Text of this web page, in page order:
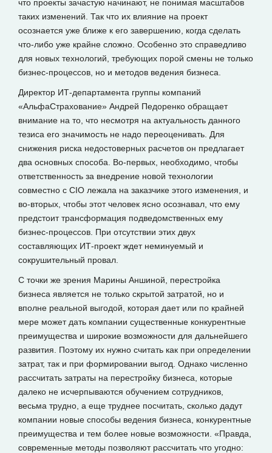
что проекты зачастую начинают, не понимая масштабов
таких изменений. Так что их влияние на проект
осознается уже ближе к его завершению, когда сделать
что-либо уже крайне сложно. Особенно это справедливо
для новых технологий, требующих порой смены не только
бизнес-процессов, но и методов ведения бизнеса.
Директор ИТ-департамента группы компаний
«АльфаСтрахование» Андрей Педоренко обращает
внимание на то, что несмотря на актуальность данного
тезиса его значимость не надо переоценивать. Для
снижения риска недостоверных расчетов он предлагает
два основных способа. Во-первых, необходимо, чтобы
ответственность за внедрение новой технологии
совместно с CIO лежала на заказчике этого изменения, и
во-вторых, чтобы этот человек ясно осознавал, что ему
предстоит трансформация подведомственных ему
бизнес-процессов. При отсутствии этих двух
составляющих ИТ-проект ждет неминуемый и
сокрушительный провал.
С точки же зрения Марины Аншиной, перестройка
бизнеса является не только скрытой затратой, но и
вполне реальной выгодой, которая дает или по крайней
мере может дать компании существенные конкурентные
преимущества и широкие возможности для дальнейшего
развития. Поэтому их нужно считать как при определении
затрат, так и при формировании выгод. Однако численно
рассчитать затраты на перестройку бизнеса, которые
далеко не исчерпываются обучением сотрудников,
весьма трудно, а еще труднее посчитать, сколько дадут
компании новые способы ведения бизнеса, конкурентные
преимущества и тем более новые возможности. «Правда,
современные методы позволяют рассчитать что угодно: